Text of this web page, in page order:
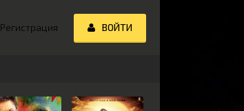
Регистрация ВОЙТИ